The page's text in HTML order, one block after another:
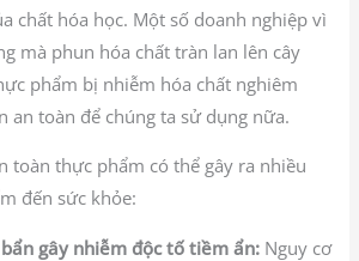
chất hóa học. Một số doanh nghiệp vì
mà phun hóa chất tràn lan lên cây
phẩm bị nhiễm hóa chất nghiêm
an toàn để chúng ta sử dụng nữa.
toàn thực phẩm có thể gây ra nhiều
đến sức khỏe:
gây nhiễm độc tố tiềm ẩn: Nguy cơ